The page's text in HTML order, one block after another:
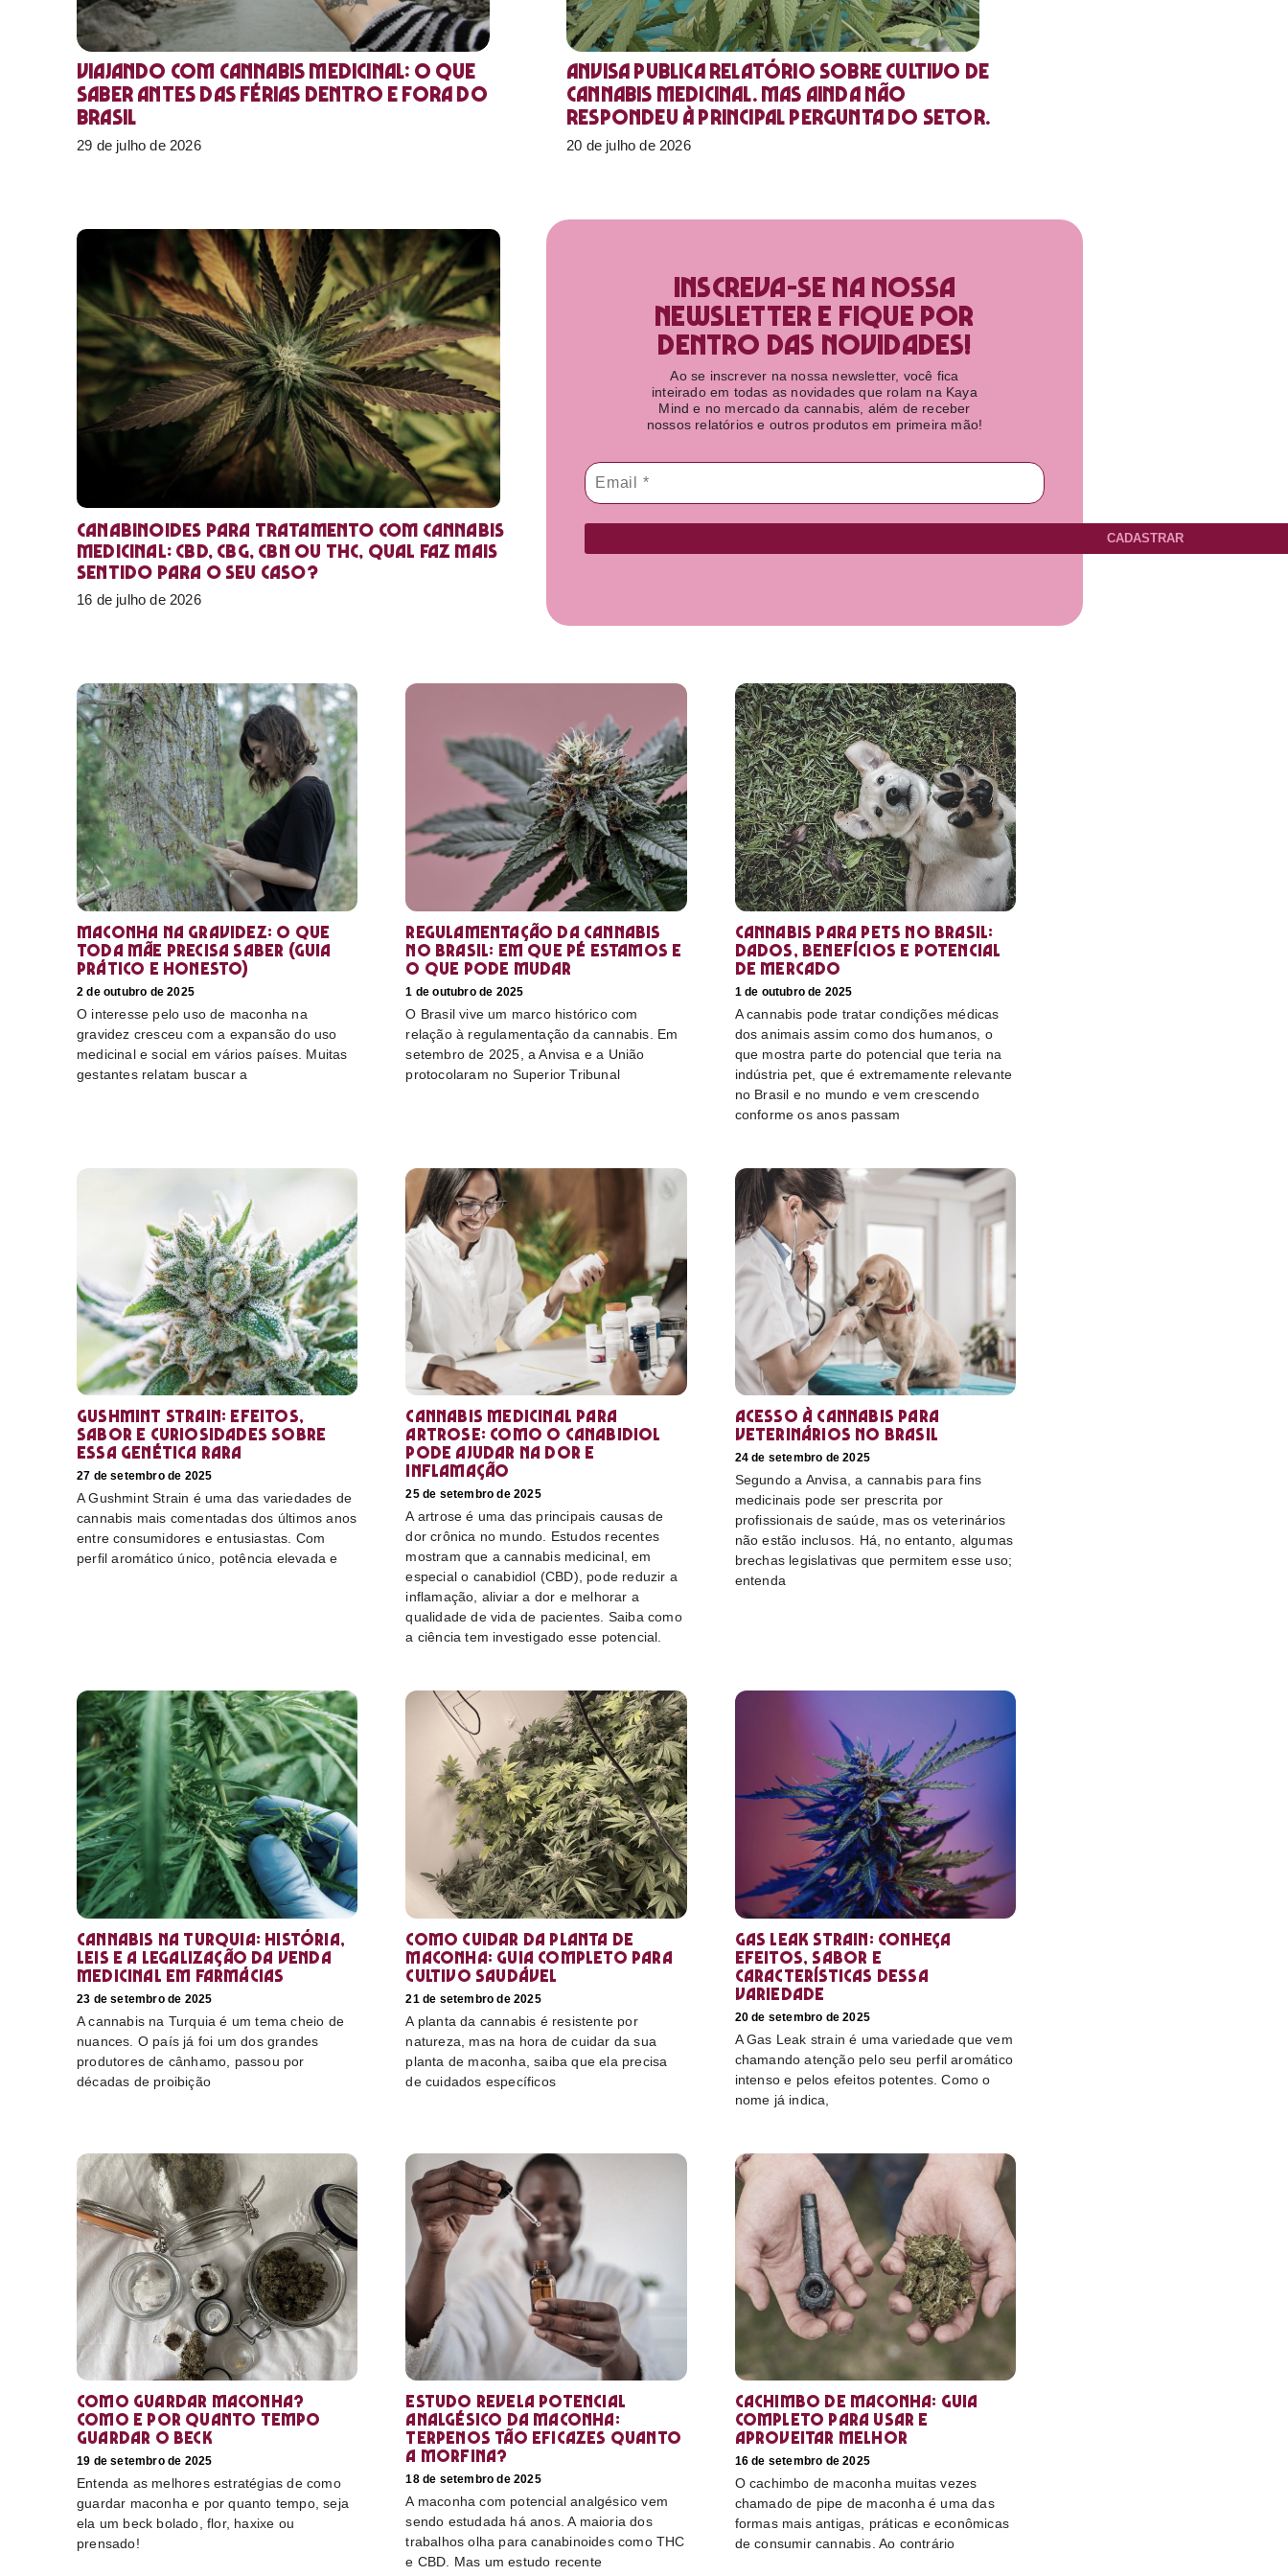
Viajando com cannabis medicinal: o que
saber antes das férias dentro e fora do
Brasil
29 de julho de 2026
Anvisa publica relatório sobre cultivo de
Cannabis medicinal. Mas ainda não
respondeu à principal pergunta do setor.
20 de julho de 2026
Canabinoides para tratamento com cannabis
medicinal: CBD, CBG, CBN ou THC, qual faz mais
sentido para o seu caso?
16 de julho de 2026
Inscreva-se na nossa
newsletter e fique por
dentro das novidades!​
Ao se inscrever na nossa newsletter, você fica
inteirado em todas as novidades que rolam na Kaya
Mind e no mercado da cannabis, além de receber
nossos relatórios e outros produtos em primeira mão!
CADASTRAR
Maconha na gravidez: o que
toda mãe precisa saber (guia
prático e honesto)
2 de outubro de 2025
O interesse pelo uso de maconha na
gravidez cresceu com a expansão do uso
medicinal e social em vários países. Muitas
gestantes relatam buscar a
Regulamentação da cannabis
no Brasil: em que pé estamos e
o que pode mudar
1 de outubro de 2025
O Brasil vive um marco histórico com
relação à regulamentação da cannabis. Em
setembro de 2025, a Anvisa e a União
protocolaram no Superior Tribunal
Cannabis para pets no Brasil:
dados, benefícios e potencial
de mercado
1 de outubro de 2025
A cannabis pode tratar condições médicas
dos animais assim como dos humanos, o
que mostra parte do potencial que teria na
indústria pet, que é extremamente relevante
no Brasil e no mundo e vem crescendo
conforme os anos passam
Gushmint Strain: efeitos,
sabor e curiosidades sobre
essa genética rara
27 de setembro de 2025
A Gushmint Strain é uma das variedades de
cannabis mais comentadas dos últimos anos
entre consumidores e entusiastas. Com
perfil aromático único, potência elevada e
Cannabis medicinal para
artrose: como o canabidiol
pode ajudar na dor e
inflamação
25 de setembro de 2025
A artrose é uma das principais causas de
dor crônica no mundo. Estudos recentes
mostram que a cannabis medicinal, em
especial o canabidiol (CBD), pode reduzir a
inflamação, aliviar a dor e melhorar a
qualidade de vida de pacientes. Saiba como
a ciência tem investigado esse potencial.
Acesso à cannabis para
veterinários no Brasil
24 de setembro de 2025
Segundo a Anvisa, a cannabis para fins
medicinais pode ser prescrita por
profissionais de saúde, mas os veterinários
não estão inclusos. Há, no entanto, algumas
brechas legislativas que permitem esse uso;
entenda
Cannabis na Turquia: história,
leis e a legalização da venda
medicinal em farmácias
23 de setembro de 2025
A cannabis na Turquia é um tema cheio de
nuances. O país já foi um dos grandes
produtores de cânhamo, passou por
décadas de proibição
Como cuidar da planta de
maconha: guia completo para
cultivo saudável
21 de setembro de 2025
A planta da cannabis é resistente por
natureza, mas na hora de cuidar da sua
planta de maconha, saiba que ela precisa
de cuidados específicos
Gas Leak strain: conheça
efeitos, sabor e
características dessa
variedade
20 de setembro de 2025
A Gas Leak strain é uma variedade que vem
chamando atenção pelo seu perfil aromático
intenso e pelos efeitos potentes. Como o
nome já indica,
Como guardar maconha?
Como e por quanto tempo
guardar o beck
19 de setembro de 2025
Entenda as melhores estratégias de como
guardar maconha e por quanto tempo, seja
ela um beck bolado, flor, haxixe ou
prensado!
Estudo revela potencial
analgésico da maconha:
terpenos tão eficazes quanto
a morfina?
18 de setembro de 2025
A maconha com potencial analgésico vem
sendo estudada há anos. A maioria dos
trabalhos olha para canabinoides como THC
e CBD. Mas um estudo recente
Cachimbo de maconha: guia
completo para usar e
aproveitar melhor
16 de setembro de 2025
O cachimbo de maconha muitas vezes
chamado de pipe de maconha é uma das
formas mais antigas, práticas e econômicas
de consumir cannabis. Ao contrário